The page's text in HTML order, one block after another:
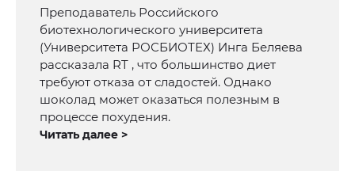
Преподаватель Российского
биотехнологического университета
(Университета РОСБИОТЕХ) Инга Беляева
рассказала RT , что большинство диет
требуют отказа от сладостей. Однако
шоколад может оказаться полезным в
процессе похудения.
Читать далее >